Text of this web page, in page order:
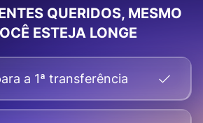
QUERIDOS, MESMO
ESTEJA LONGE
a 1ª transferência